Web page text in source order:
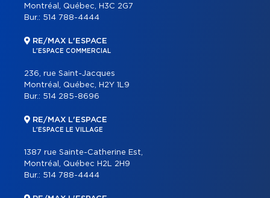
Montréal, Québec, H3C 2G7
Bur.: 514 788-4444
RE/MAX L'ESPACE
L'ESPACE COMMERCIAL
236, rue Saint-Jacques
Montréal, Québec, H2Y 1L9
Bur.: 514 285-8696
RE/MAX L'ESPACE
L'ESPACE LE VILLAGE
1387 rue Sainte-Catherine Est,
Montréal, Québec H2L 2H9
Bur.: 514 788-4444